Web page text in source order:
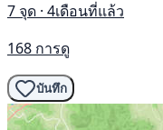
7 จุด · 4เดือนที่แล้ว
168 การดู
บันทึก